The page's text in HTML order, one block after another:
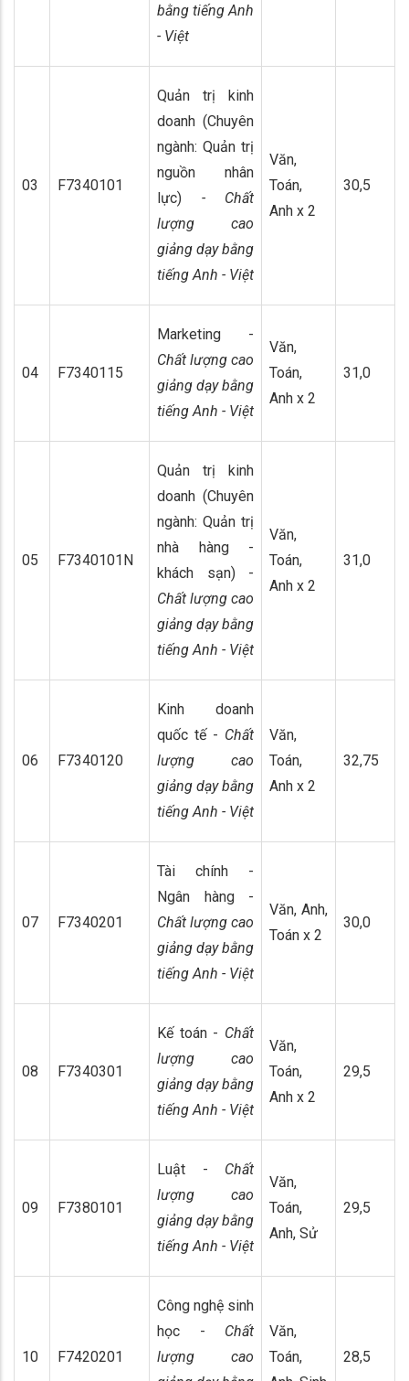
bằng tiếng Anh
- Việt
03 F7340101
Quản trị kinh
doanh (Chuyên
ngành: Quản trị
nguồn nhân
lực) - Chất
lượng cao
giảng dạy bằng
tiếng Anh - Việt
Văn,
Toán,
Anh x 2
30,5
04 F7340115
Marketing -
Chất lượng cao
giảng dạy bằng
tiếng Anh - Việt
Văn,
Toán,
Anh x 2
31,0
05 F7340101N
Quản trị kinh
doanh (Chuyên
ngành: Quản trị
nhà hàng -
khách sạn) -
Chất lượng cao
giảng dạy bằng
tiếng Anh - Việt
Văn,
Toán,
Anh x 2
31,0
06 F7340120
Kinh doanh
quốc tế - Chất
lượng cao
giảng dạy bằng
tiếng Anh - Việt
Văn,
Toán,
Anh x 2
32,75
07 F7340201
Tài chính -
Ngân hàng -
Chất lượng cao
giảng dạy bằng
tiếng Anh - Việt
Văn, Anh,
Toán x 2
30,0
08 F7340301
Kế toán - Chất
lượng cao
giảng dạy bằng
tiếng Anh - Việt
Văn,
Toán,
Anh x 2
29,5
09 F7380101
Luật - Chất
lượng cao
giảng dạy bằng
tiếng Anh - Việt
Văn,
Toán,
Anh, Sử
29,5
10 F7420201
Công nghệ sinh
học - Chất
lượng cao
Văn,
Toán,
28,5